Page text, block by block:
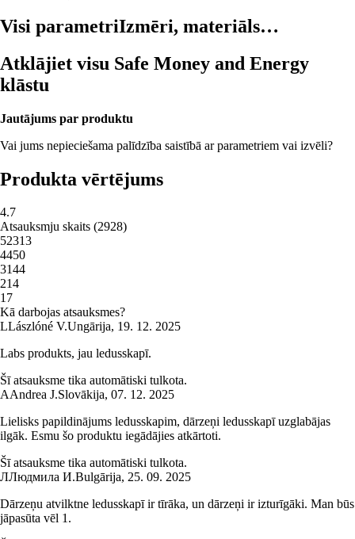
Visi parametriIzmēri, materiāls…
Atklājiet visu Safe Money and Energy
klāstu
Jautājums par produktu
Vai jums nepieciešama palīdzība saistībā ar parametriem vai izvēli?
Produkta vērtējums
4.7
Atsauksmju skaits (2928)
52313
4450
3144
214
17
Kā darbojas atsauksmes?
LLászlóné V.Ungārija, 19. 12. 2025
Labs produkts, jau ledusskapī.
Šī atsauksme tika automātiski tulkota.
AAndrea J.Slovākija, 07. 12. 2025
Lielisks papildinājums ledusskapim, dārzeņi ledusskapī uzglabājas
ilgāk. Esmu šo produktu iegādājies atkārtoti.
Šī atsauksme tika automātiski tulkota.
ЛЛюдмила И.Bulgārija, 25. 09. 2025
Dārzeņu atvilktne ledusskapī ir tīrāka, un dārzeņi ir izturīgāki. Man būs
jāpasūta vēl 1.